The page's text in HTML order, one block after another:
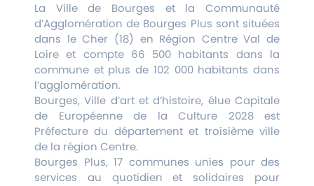
La Ville de Bourges et la Communauté
d’Agglomération de Bourges Plus sont situées
dans le Cher (18) en Région Centre Val de
Loire et compte 66 500 habitants dans la
commune et plus de 102 000 habitants dans
l’agglomération.
Bourges, Ville d’art et d’histoire, élue Capitale
de Européenne de la Culture 2028 est
Préfecture du département et troisième ville
de la région Centre.
Bourges Plus, 17 communes unies pour des
services au quotidien et solidaires pour